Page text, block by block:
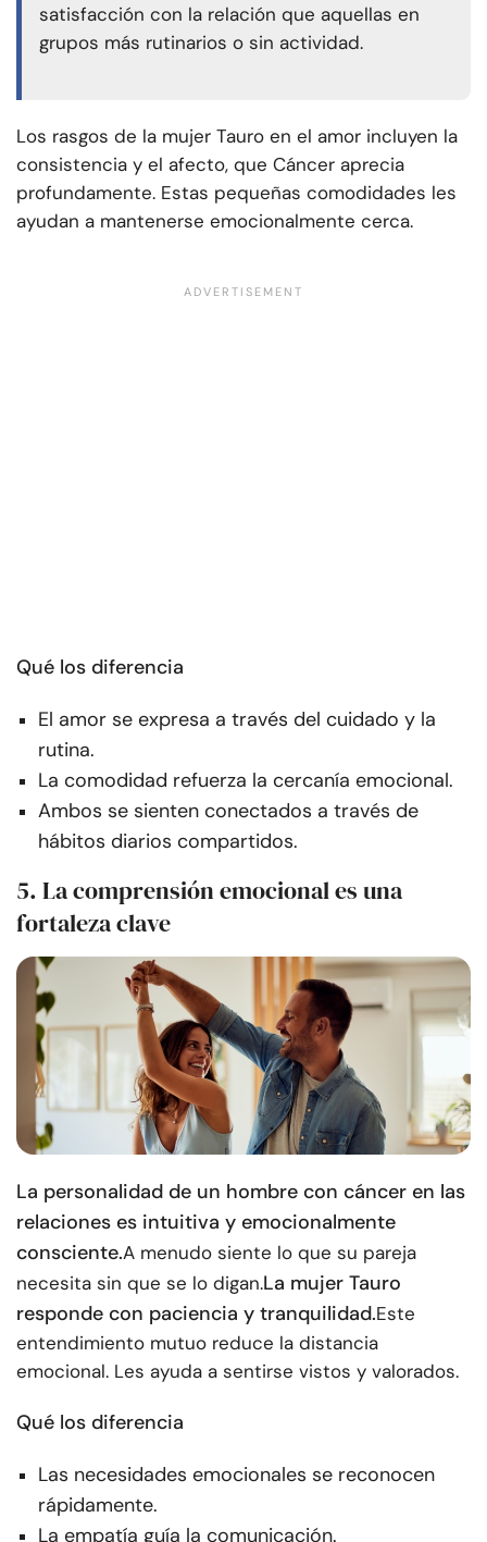
satisfacción con la relación que aquellas en
grupos más rutinarios o sin actividad.
Los rasgos de la mujer Tauro en el amor incluyen la
consistencia y el afecto, que Cáncer aprecia
profundamente. Estas pequeñas comodidades les
ayudan a mantenerse emocionalmente cerca.
Qué los diferencia
El amor se expresa a través del cuidado y la
rutina.
La comodidad refuerza la cercanía emocional.
Ambos se sienten conectados a través de
hábitos diarios compartidos.
5. La comprensión emocional es una
fortaleza clave
La personalidad de un hombre con cáncer en las
relaciones es intuitiva y emocionalmente
consciente.A menudo siente lo que su pareja
necesita sin que se lo digan.La mujer Tauro
responde con paciencia y tranquilidad.Este
entendimiento mutuo reduce la distancia
emocional. Les ayuda a sentirse vistos y valorados.
Qué los diferencia
Las necesidades emocionales se reconocen
rápidamente.
La empatía guía la comunicación.